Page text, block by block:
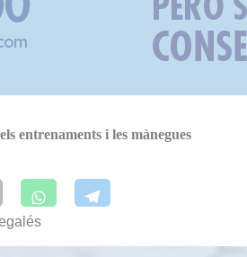
entrenaments i les mànegues